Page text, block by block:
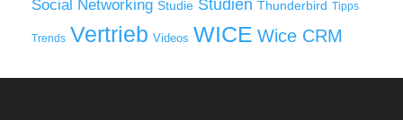
Social Networking Studie Studien Thunderbird Tipps
Trends Vertrieb Videos WICE Wice CRM